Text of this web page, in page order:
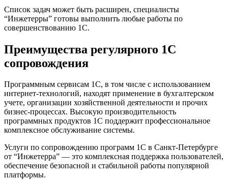
Список задач может быть расширен, специалисты
“Инжетерры” готовы выполнить любые работы по
совершенствованию 1С.
Преимущества регулярного 1С
сопровождения
Программным сервисам 1С, в том числе с использованием
интернет-технологий, находят применение в бухгалтерском
учете, организации хозяйственной деятельности и прочих
бизнес-процессах. Высокую производительность
программных продуктов 1С поддержит профессиональное
комплексное обслуживание системы.
Услуги по сопровождению программ 1С в Санкт-Петербурге
от “Инжетерра” — это комплексная поддержка пользователей,
обеспечение безопасной и стабильной работы популярной
платформы.